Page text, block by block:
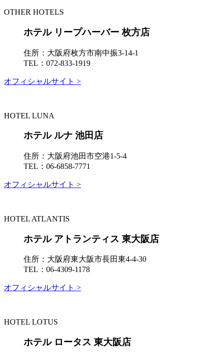
OTHER HOTELS
ホテル リープハーバー 枚方店
住所： 大阪府枚方市南中振3-14-1
TEL： 072-833-1919
オフィシャルサイト >
HOTEL LUNA
ホテル ルナ 池田店
住所： 大阪府池田市空港1-5-4
TEL： 06-6858-7771
オフィシャルサイト >
HOTEL ATLANTIS
ホテル アトランティス 東大阪店
住所： 大阪府東大阪市長田東4-4-30
TEL： 06-4309-1178
オフィシャルサイト >
HOTEL LOTUS
ホテル ロータス 東大阪店